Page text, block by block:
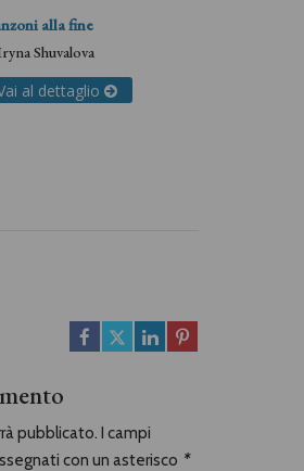
alla fine
Shuvalova
al dettaglio
pubblicato. I campi
con un asterisco *